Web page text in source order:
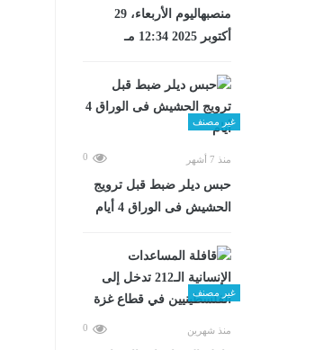
منصبهاليوم الأربعاء، 29
أكتوبر 2025 12:34 مـ
غير مصنف
منذ 7 أشهر 0
حبس ديلر ضبط قبل ترويج
الحشيش فى الوراق 4 أيام
غير مصنف
منذ شهرين 0